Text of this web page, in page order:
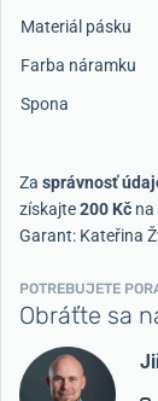
Materiál pásku
Farba náramku
Spona
Za správnosť
získajte200 Kč na
Garant: Kateřina
POTREBUJETE
Obráťte sa